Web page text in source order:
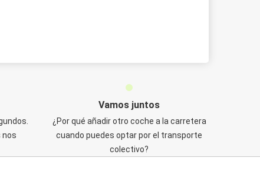
nos
Vamos juntos
¿Por qué añadir otro coche a la carretera
cuando puedes optar por el transporte
colectivo?